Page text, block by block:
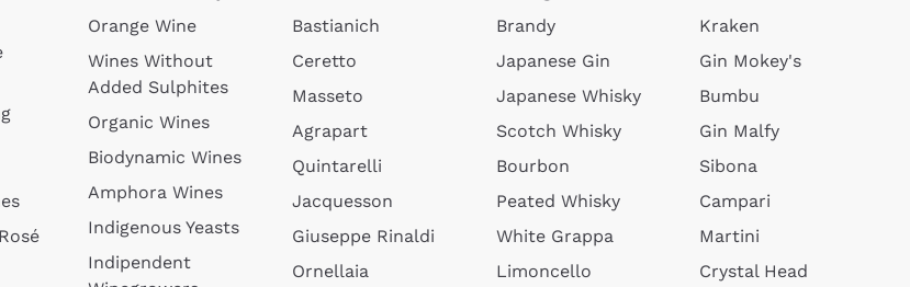
Orange Wine
Wines Without
Added Sulphites
Organic Wines
Biodynamic Wines
Amphora Wines
Indigenous Yeasts
Indipendent
Bastianich
Ceretto
Masseto
Agrapart
Quintarelli
Jacquesson
Giuseppe Rinaldi
Ornellaia
Brandy
Japanese Gin
Japanese Whisky
Scotch Whisky
Bourbon
Peated Whisky
White Grappa
Limoncello
Kraken
Gin Mokey's
Bumbu
Gin Malfy
Sibona
Campari
Martini
Crystal Head